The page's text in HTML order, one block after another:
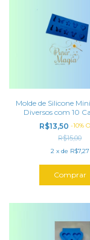
Molde de Silicone
Diversos com 10
(2mm) para Tampa
R$13,50-10%
R$15,00
2 x de R$7,27